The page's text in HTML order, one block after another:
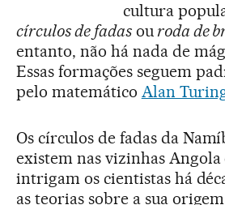
cultura
círculos de fadasouroda de
entanto, não há nada de
Essas formações seguem
pelo matemático Alan
Os círculos de fadas da
existem nas vizinhas Angola
intrigam os cientistas há
as teorias sobre a sua